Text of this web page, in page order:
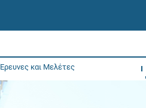
Έρευνες και Μελέτες